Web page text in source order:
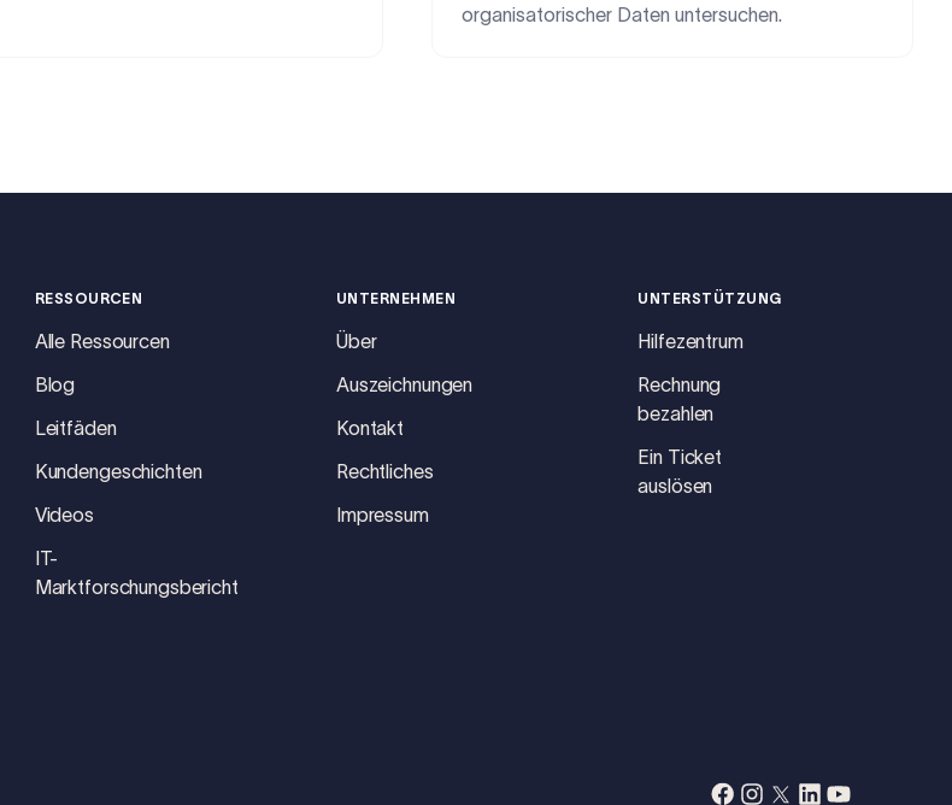
organisatorischer Daten untersuchen.
RESSOURCEN
Alle Ressourcen
Blog
Leitfäden
Kundengeschichten
Videos
IT-
Marktforschungsbericht
UNTERNEHMEN
Über
Auszeichnungen
Kontakt
Rechtliches
Impressum
UNTERSTÜTZUNG
Hilfezentrum
Rechnung
bezahlen
Ein Ticket
auslösen